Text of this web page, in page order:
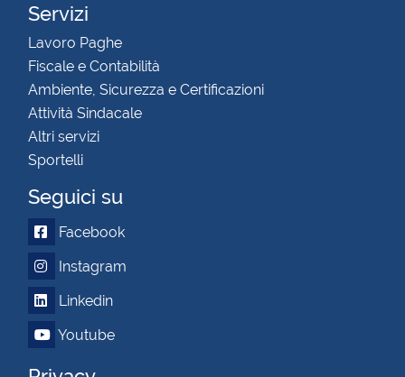
Servizi
Lavoro Paghe
Fiscale e Contabilità
Ambiente, Sicurezza e Certificazioni
Attività Sindacale
Altri servizi
Sportelli
Seguici su
Facebook
Instagram
Linkedin
Youtube